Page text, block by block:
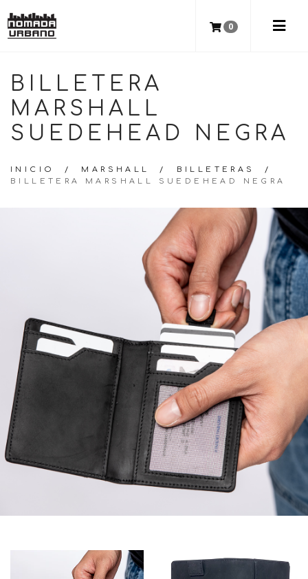
0
BILLETERA
MARSHALL
SUEDEHEAD NEGRA
INICIO / MARSHALL / BILLETERAS
/
BILLETERA MARSHALL SUEDEHEAD NEGRA